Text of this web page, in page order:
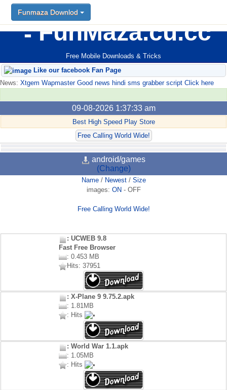
FunMaza.cu.cc
Free Mobile Downloads & Tricks
Funmaza Downlod
Like our facebook Fan Page
News: Xtgem Wapmaster Good news hindi sms grabber script Click here
09-08-2026 1:37:33 am
Best High Speed Play Store
Free Calling World Wide!
android/games
(Change)
Name/ Newest/ Size
images: ON - OFF
Free Calling World Wide!
: UCWEB 9.8
Fast Free Browser
: 0.453 MB
Hits: 37951
: X-Plane 9 9.75.2.apk
: 1.81MB
: Hits
: World War 1.1.apk
: 1.05MB
: Hits